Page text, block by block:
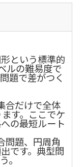
という標準的
ルの難易度で
題で差がつく
合だけで全体
す。ここでケ
の最短ルート
問題、円周角
です。典型問
。